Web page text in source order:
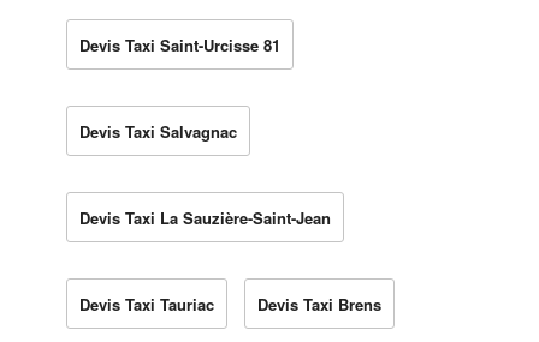
Devis Taxi Saint-Urcisse 81
Devis Taxi Salvagnac
Devis Taxi La Sauzière-Saint-Jean
Devis Taxi Tauriac Devis Taxi Brens